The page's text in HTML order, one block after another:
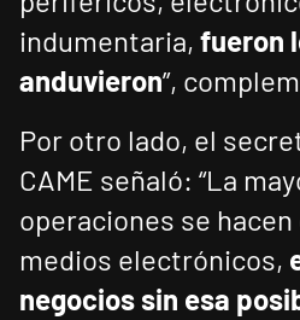
indumentaria, fueron
anduvieron”,
Por otro lado, el
CAME señaló: “La
operaciones se
medios electrónicos,
negocios sin esa